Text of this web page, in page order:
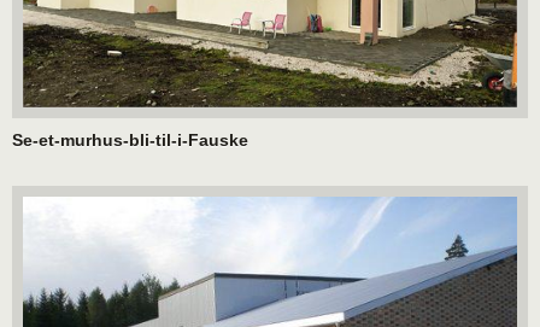
Se-et-murhus-bli-til-i-Fauske